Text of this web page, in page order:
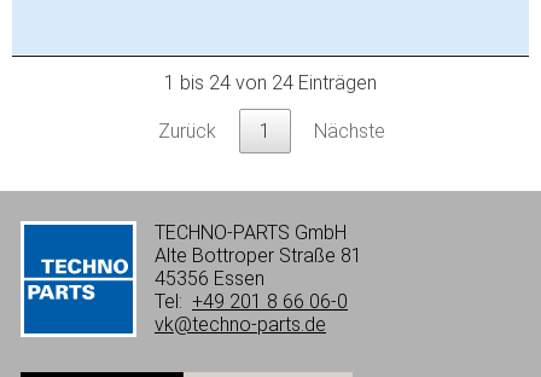
1 bis 24 von 24 Einträgen
Zurück 1 Nächste
TECHNO-PARTS GmbH
Alte Bottroper Straße 81
45356 Essen
Tel: +49 201 8 66 06-0
vk@techno-parts.de